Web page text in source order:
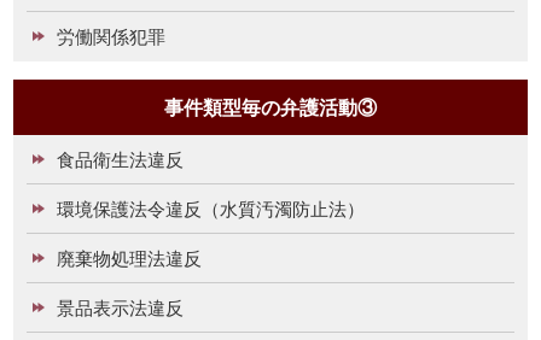
労働関係犯罪
事件類型毎の弁護活動③
食品衛生法違反
環境保護法令違反（水質汚濁防止法）
廃棄物処理法違反
景品表示法違反